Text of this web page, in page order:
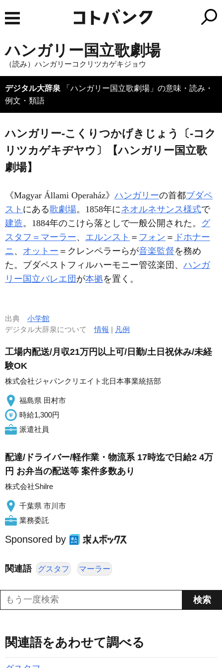
ハンガリー国立歌劇場
（読み）ハンガリーコクリツカゲキジョウ
デジタル大辞泉 「ハンガリー国立歌劇場」の意味・読み・
例文・類語
ハンガリー‐こくりつかげきじょう〔‐コク
リツカゲキヂヤウ〕【ハンガリー国立歌
劇場】
《Magyar Állami Operaház》 ハンガリーの首都ブダペ
スト にある歌劇場。1858年にネオルネサンス様式で
建造。1884年のこけら落としで一般公開された。 グ
スタフ＝マーラー、 エルンスト ＝ フォン ＝ ドホナー
ニ 、 オットー ＝クレンペラーらが音楽監督を務め
た。ブダペストフィルハーモニー管弦楽団、 ハンガ
リー国立バレエ団 が本拠を置く。
出典 小学館
デジタル大辞泉について情報 | 凡例
工場内配送/月収21万円以上可/日勤/土日祝休み/未経
験OK
株式会社ジャパンクリエイト北日本事業統括部
福島県 田村市
時給1,300円
派遣社員
配達/ドライバー/軽作業・物流系 17時迄で日給2 4万
円 お弁当の配送等 案件多数あり
株式会社Shilre
千葉県 市川市
業務委託
Sponsored by
関連語 グスタフ マーラー
関連語をあわせて調べる